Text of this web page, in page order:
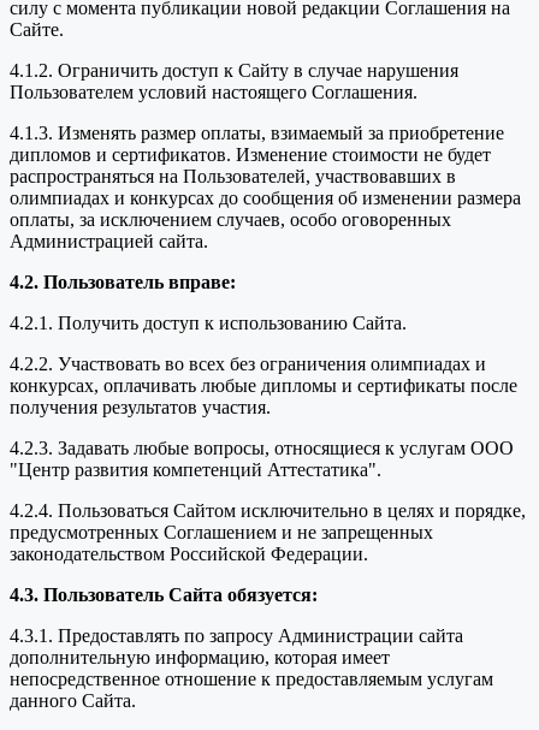
силу с момента публикации новой редакции Соглашения на
Сайте.
4.1.2. Ограничить доступ к Сайту в случае нарушения
Пользователем условий настоящего Соглашения.
4.1.3. Изменять размер оплаты, взимаемый за приобретение
дипломов и сертификатов. Изменение стоимости не будет
распространяться на Пользователей, участвовавших в
олимпиадах и конкурсах до сообщения об изменении размера
оплаты, за исключением случаев, особо оговоренных
Администрацией сайта.
4.2. Пользователь вправе:
4.2.1. Получить доступ к использованию Сайта.
4.2.2. Участвовать во всех без ограничения олимпиадах и
конкурсах, оплачивать любые дипломы и сертификаты после
получения результатов участия.
4.2.3. Задавать любые вопросы, относящиеся к услугам ООО
"Центр развития компетенций Аттестатика".
4.2.4. Пользоваться Сайтом исключительно в целях и порядке,
предусмотренных Соглашением и не запрещенных
законодательством Российской Федерации.
4.3. Пользователь Сайта обязуется:
4.3.1. Предоставлять по запросу Администрации сайта
дополнительную информацию, которая имеет
непосредственное отношение к предоставляемым услугам
данного Сайта.